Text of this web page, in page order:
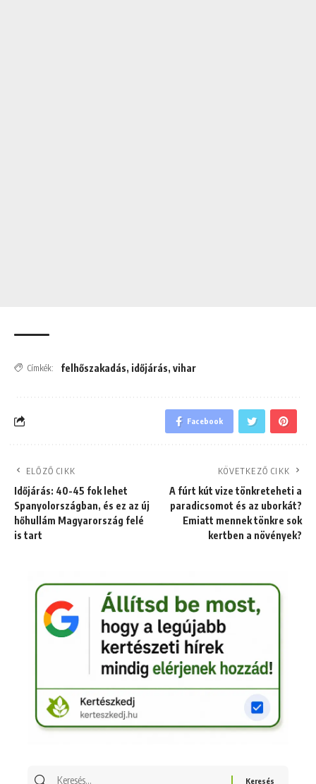
Címkék: felhőszakadás, időjárás, vihar
Facebook
ELŐZŐ CIKK
Időjárás: 40-45 fok lehet
Spanyolországban, és ez az új
hőhullám Magyarország felé
is tart
KÖVETKEZŐ CIKK
A fúrt kút vize tönkreteheti a
paradicsomot és az uborkát?
Emiatt mennek tönkre sok
kertben a növények?
Keresés